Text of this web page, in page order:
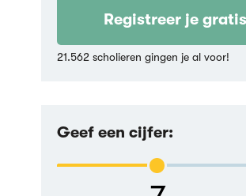
Registreer je
21.562 scholieren gingen je al voor!
Geef een cijfer: